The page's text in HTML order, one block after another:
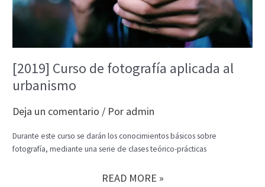
[2019] Curso de fotografía aplicada al
urbanismo
Deja un comentario / Por admin
Durante este curso se darán los conocimientos básicos sobre
fotografía, mediante una serie de clases teórico-prácticas
[2019]
READ MORE »